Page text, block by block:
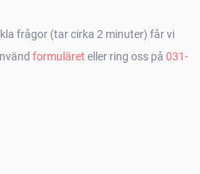
frågor (tar cirka 2 minuter) får vi
formuläret eller ring oss på 031-